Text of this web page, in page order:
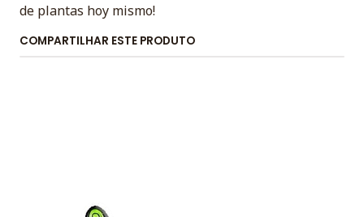
de plantas hoy mismo!
COMPARTILHAR ESTE PRODUTO